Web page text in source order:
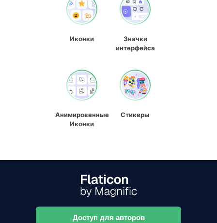
Иконки
Значки
интерфейса
Анимированные
Иконки
Стикеры
Доступ для авторов